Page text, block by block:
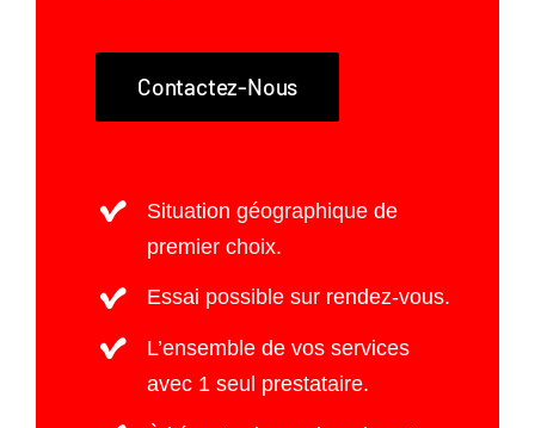
Contactez-Nous
Situation géographique de
premier choix.
Essai possible sur rendez-vous.
L’ensemble de vos services
avec 1 seul prestataire.